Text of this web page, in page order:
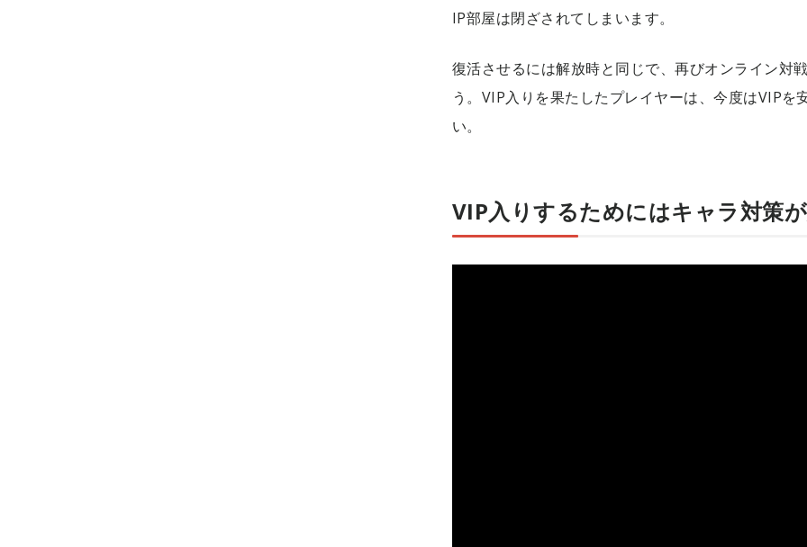
IP部屋は閉ざされてしまいます。
復活させるには解放時と同じで、再びオンライン対
う。VIP入りを果たしたプレイヤーは、今度はVIP
い。
VIP入りするためにはキャラ対策